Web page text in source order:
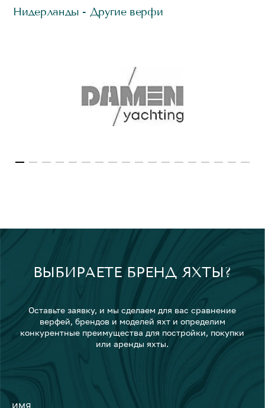
Нидерланды - Другие верфи
ВЫБИРАЕТЕ БРЕНД ЯХТЫ?
Оставьте заявку, и мы сделаем для вас сравнение
верфей, брендов и моделей яхт и определим
конкурентные преимущества для постройки, покупки
или аренды яхты.
ИМЯ